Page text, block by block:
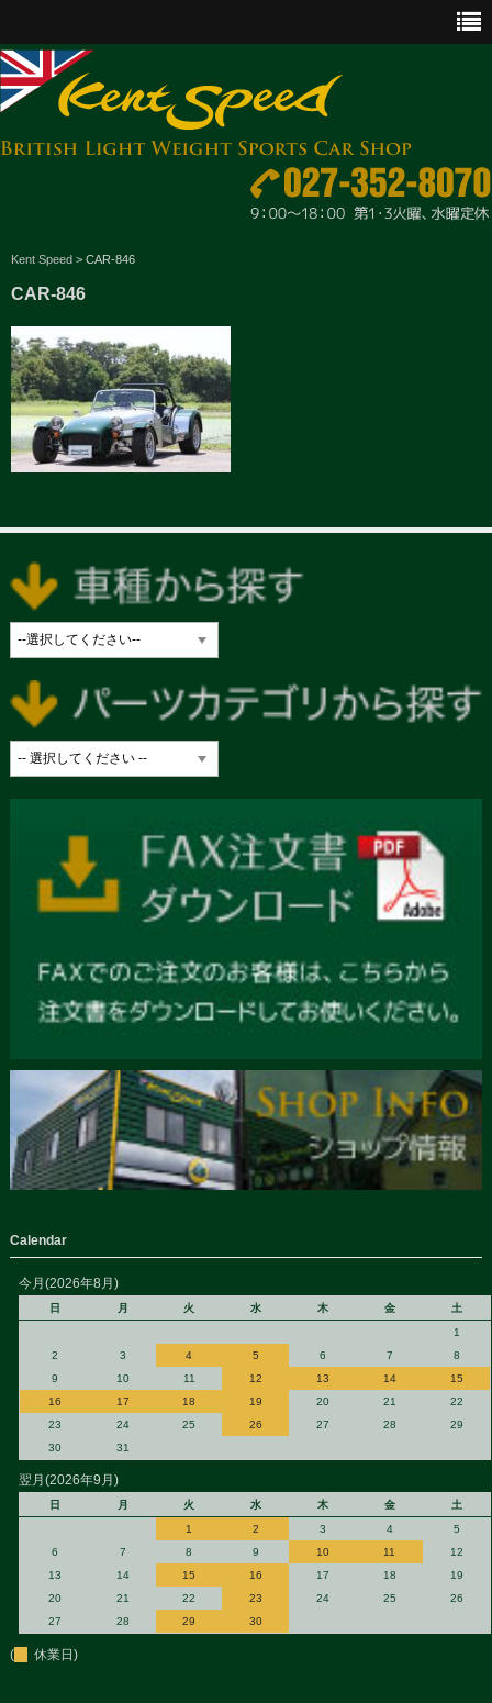
CAR SALES
PARTS
ENGINE MAINTENANCE
OTHER WORKS
GOODS & ACCESSORIES
Kent Speed > CAR-846
CAR-846
Calendar
今月(2026年8月)
日 月 火 水 木 金
土
1
2
3 4 5 6 7
8
9
10 11 12 13 14
15
16
17 18 19 20 21
22
23
24 25 26 27 28
29
30
31
翌月(2026年9月)
日 月 火 水 木 金
土
1
2 3 4
5
6
7 8 9 10 11
12
13
14 15 16 17 18
19
20
21 22 23 24 25
26
27
28 29 30
( 休業日)